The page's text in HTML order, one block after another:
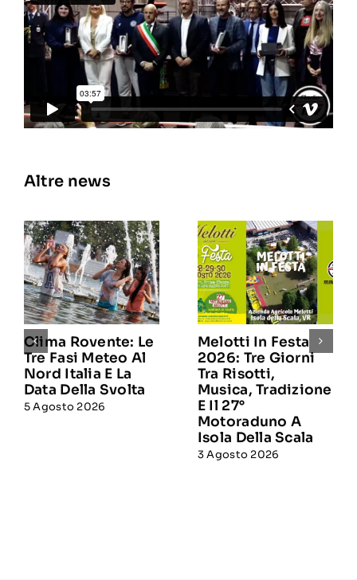
Altre news
Clima Rovente: Le
Tre Fasi Meteo Al
Nord Italia E La
Data Della Svolta
5 Agosto 2026
Melotti In Festa
2026: Tre Giorni
Tra Risotti,
Musica, Tradizione
E Il 27°
Motoraduno A
Isola Della Scala
3 Agosto 2026